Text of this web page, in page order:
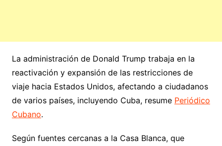
La administración de Donald Trump trabaja en la
reactivación y expansión de las restricciones de
viaje hacia Estados Unidos, afectando a ciudadanos
de varios países, incluyendo Cuba, resume Periódico
Cubano.
Según fuentes cercanas a la Casa Blanca, que